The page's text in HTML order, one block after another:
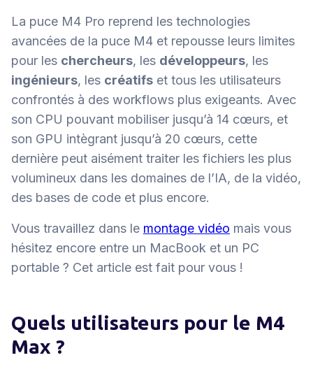
La puce M4 Pro reprend les technologies
avancées de la puce M4 et repousse leurs limites
pour les chercheurs, les développeurs, les
ingénieurs, les créatifs et tous les utilisateurs
confrontés à des workflows plus exigeants. Avec
son CPU pouvant mobiliser jusqu’à 14 cœurs, et
son GPU intègrant jusqu’à 20 cœurs, cette
dernière peut aisément traiter les fichiers les plus
volumineux dans les domaines de l’IA, de la vidéo,
des bases de code et plus encore.
Vous travaillez dans le montage vidéo mais vous
hésitez encore entre un MacBook et un PC
portable ? Cet article est fait pour vous !
Quels utilisateurs pour le M4
Max ?